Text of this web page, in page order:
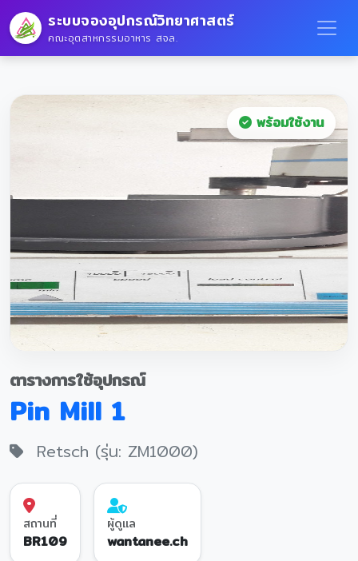
ระบบจองอุปกรณ์วิทยาศาสตร์
คณะอุตสาหกรรมอาหาร สจล.
พร้อมใช้งาน
ตารางการใช้อุปกรณ์
Pin Mill 1
Retsch (รุ่น: ZM1000)
สถานที่
BR109
ผู้ดูแล
wantanee.ch